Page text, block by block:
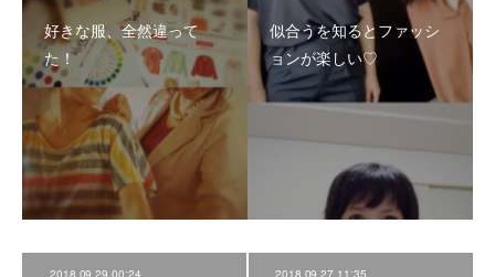
好きな服、全然違って
た！
似合うを知るとファッシ
ョンが楽しい♡
2018.09.29 00:24 2018.09.27 11:35